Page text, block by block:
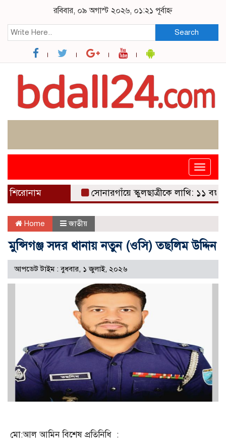
রবিবার, ০৯ অগাস্ট ২০২৬, ০১:২১ পূর্বাহ্ন
Search
Toggle
শিরোনাম সোনারগাঁয়ে স্কুলছাত্রীকে লাথি: ১১ বছরের
Home জাতীয়
মুন্সিগঞ্জ সদর থানায় নতুন (ওসি) তছলিম উদ্দিন
আপডেট টাইম : বুধবার, ১ জুলাই, ২০২৬
মো:আল আমিন বিশেষ প্রতিনিধি :